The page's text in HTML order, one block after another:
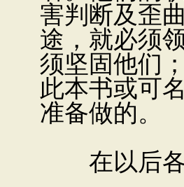
害判断及歪
途，就必须
须坚固他们
此本书或可
准备做的。
在以后各